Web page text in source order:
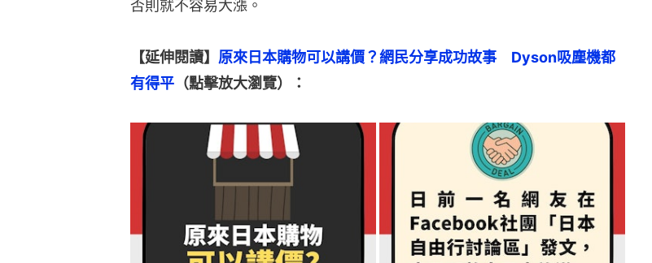
否則就不容易大漲。
【延伸閱讀】 原來日本購物可以講價？網民分享成功故事　Dyson吸塵機都
有得平 （點擊放大瀏覽）：